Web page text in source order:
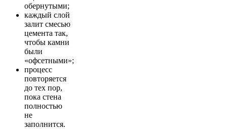
обернутыми;
каждый слой
залит смесью
цемента так,
чтобы камни
были
«офсетными»;
процесс
повторяется
до тех пор,
пока стена
полностью
не
заполнится.